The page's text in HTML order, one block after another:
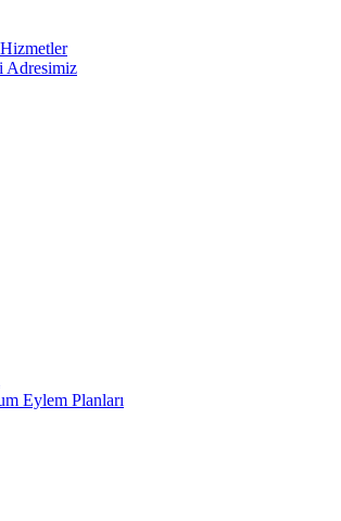
Adresimiz
Eylem Planları